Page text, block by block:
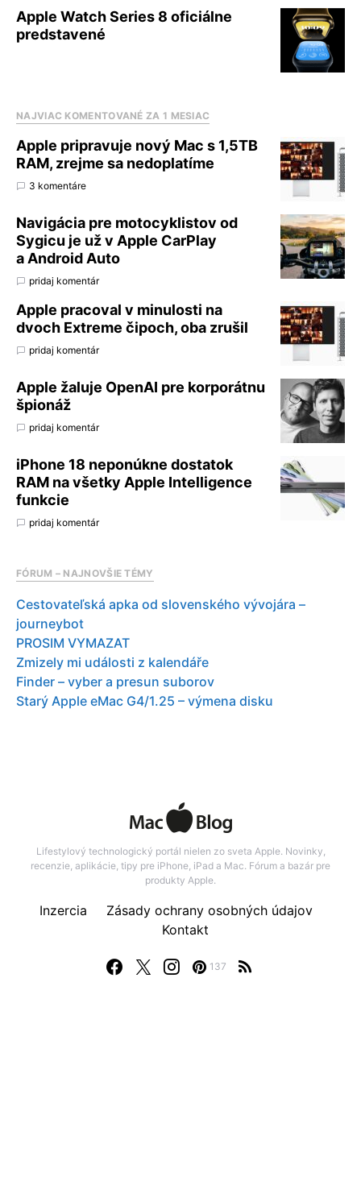
Apple Watch Series 8 oficiálne
predstavené
NAJVIAC KOMENTOVANÉ ZA 1 MESIAC
Apple pripravuje nový Mac s 1,5TB
RAM, zrejme sa nedoplatíme
3 komentáre
Navigácia pre motocyklistov od
Sygicu je už v Apple CarPlay
a Android Auto
pridaj komentár
Apple pracoval v minulosti na
dvoch Extreme čipoch, oba zrušil
pridaj komentár
Apple žaluje OpenAI pre korporátnu
špionáž
pridaj komentár
iPhone 18 neponúkne dostatok
RAM na všetky Apple Intelligence
funkcie
pridaj komentár
FÓRUM – NAJNOVŠIE TÉMY
Cestovateľská apka od slovenského vývojára –
journeybot
PROSIM VYMAZAT
Zmizely mi události z kalendáře
Finder – vyber a presun suborov
Starý Apple eMac G4/1.25 – výmena disku
Lifestylový technologický portál nielen zo sveta Apple. Novinky,
recenzie, aplikácie, tipy pre iPhone, iPad a Mac. Fórum a bazár pre
produkty Apple.
137
Inzercia
Zásady ochrany osobných údajov
Kontakt